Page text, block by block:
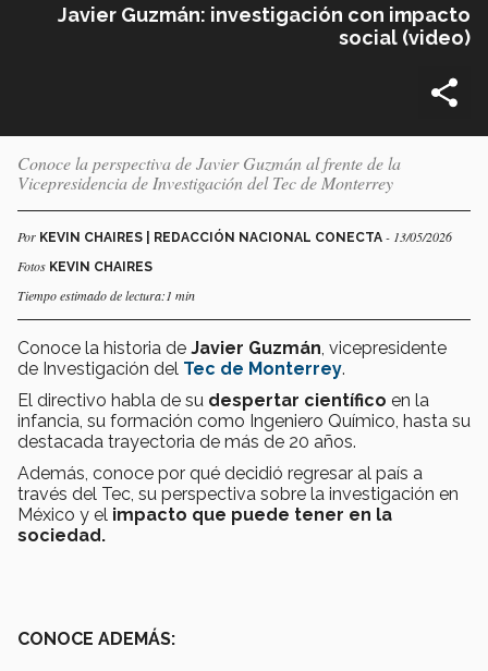
Javier Guzmán: investigación con impacto
social (video)
Conoce la perspectiva de Javier Guzmán al frente de la
Vicepresidencia de Investigación del ‪Tec de Monterrey‬
Por KEVIN CHAIRES | REDACCIÓN NACIONAL CONECTA - 13/05/2026
Fotos KEVIN CHAIRES
Tiempo estimado de lectura:1 min
Conoce la historia de Javier Guzmán , vicepresidente
de Investigación del ‪Tec de Monterrey‬.
El directivo habla de su despertar científico en la
infancia, su formación como Ingeniero Químico, hasta su
destacada trayectoria de más de 20 años.
Además, conoce por qué decidió regresar al país a
través del Tec, su perspectiva sobre la investigación en
México y el impacto que puede tener en la
sociedad.
CONOCE ADEMÁS: